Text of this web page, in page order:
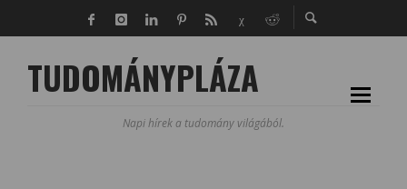
TUDOMÁNYPLÁZA
Napi hírek a tudomány világából.